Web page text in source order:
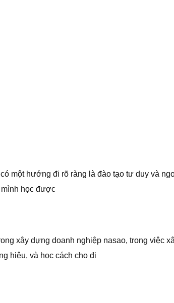
một hướng đi rõ ràng là đào tạo tư duy và
học được
xây dựng doanh nghiệp nasao, trong việc
hiệu, và học cách cho đi